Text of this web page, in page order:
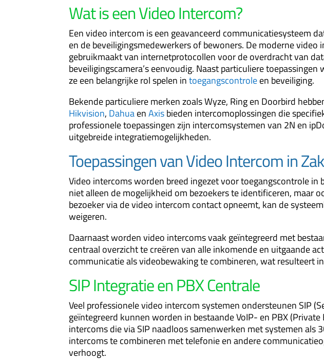
Wat is een Video Intercom?
Een video intercom is een geavanceerd communicatiesysteem
en de beveiligingsmedewerkers of bewoners. De moderne
gebruikmaakt van internetprotocollen voor de overdracht van
beveiligingscamera’s eenvoudig. Naast particuliere
ze een belangrijke rol spelen intoegangscontroleen beveiliging.
Bekende particuliere merken zoals Wyze, Ring en Doorbird
Hikvision, DahuaenAxisbieden intercomoplossingen die
professionele toepassingen zijn intercomsystemen van 2N en
uitgebreide integratiemogelijkheden.
Toepassingen van Video Intercom in
Video intercoms worden breed ingezet voor toegangscontrole
niet alleen de mogelijkheid om bezoekers te identificeren, maar
bezoeker via de video intercom contact opneemt, kan de
weigeren.
Daarnaast worden video intercoms vaak geïntegreerd met
centraal overzicht te creëren van alle inkomende en uitgaande
communicatie als videobewaking te combineren, wat resulteert
SIP Integratie en PBX Centrale
Veel professionele video intercom systemen ondersteunen SIP
geïntegreerd kunnen worden in bestaande VoIP- en PBX
intercoms die via SIP naadloos samenwerken met systemen als
intercoms te combineren met telefonie en andere
verhoogt.